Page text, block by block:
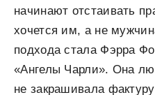
начинают отстаивать
хочется им, а не
подхода стала Фэрра
«Ангелы Чарли». Она
не закрашивала